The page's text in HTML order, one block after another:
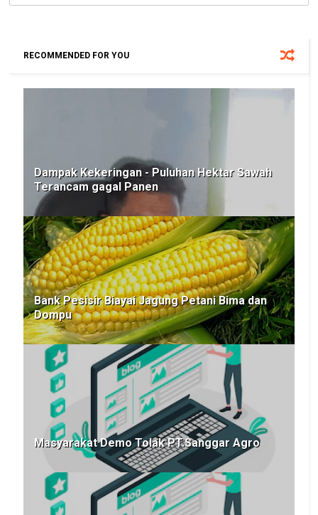
RECOMMENDED FOR YOU
Dampak Kekeringan - Puluhan Hektar Sawah
Terancam gagal Panen
Bank Pesisir Biayai Jagung Petani Bima dan
Dompu
Masyarakat Demo Tolak PT.Sanggar Agro